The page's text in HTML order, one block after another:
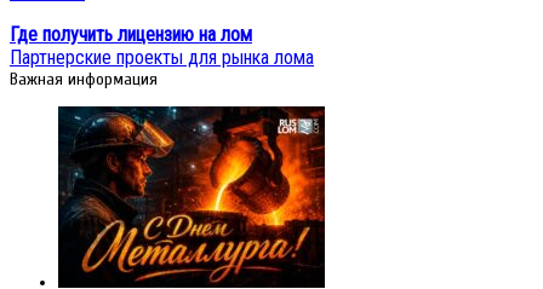
Где получить лицензию на лом
Партнерские проекты для рынка лома
Важная информация